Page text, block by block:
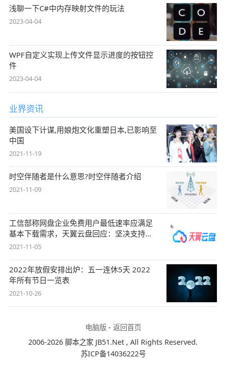
浅聊一下C#中内存映射文件的玩法
2023-04-04
WPF自定义实现上传文件显示进度的按钮控
件
2023-04-04
业界资讯
美国设下计谋,用娘炮文化重塑日本,已影响至
中国
2021-11-19
时空伴随者是什么意思?时空伴随者介绍
2021-11-09
工信部称网盘企业免费用户最低速率应满足
基本下载需求，天翼云盘回应：坚决支持，
始终
2021-11-05
2022年放假安排出炉：五一连休5天 2022
年所有节日一览表
2021-10-26
电脑版- 返回首页
2006-2026 脚本之家 JB51.Net , All Rights Reserved.
苏ICP备14036222号